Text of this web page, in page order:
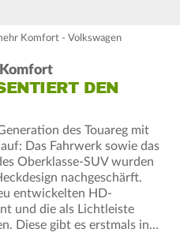
Komfort - Volkswagen
Komfort
DEN
des Touareg mit
Das Fahrwerk sowie das
Oberklasse-SUV wurden
nachgeschärft.
entwickelten HD-
und die als Lichtleiste
Diese gibt es erstmals in…